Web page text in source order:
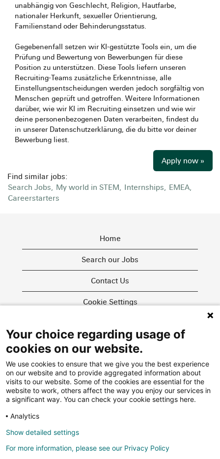
unabhängig von Geschlecht, Religion, Hautfarbe,
nationaler Herkunft, sexueller Orientierung,
Familienstand oder Behinderungsstatus.
Gegebenenfall setzen wir KI-gestützte Tools ein, um die
Prüfung und Bewertung von Bewerbungen für diese
Position zu unterstützen. Diese Tools liefern unseren
Recruiting-Teams zusätzliche Erkenntnisse, alle
Einstellungsentscheidungen werden jedoch sorgfältig von
Menschen geprüft und getroffen. Weitere Informationen
darüber, wie wir KI im Recruiting einsetzen und wie wir
deine personenbezogenen Daten verarbeiten, findest du
in unserer Datenschutzerklärung, die du bitte vor deiner
Bewerbung liest.
Apply now »
Find similar jobs:
Search Jobs, My world in STEM, Internships, EMEA,
Careerstarters
Home
Search our Jobs
Contact Us
Cookie Settings
O
p
e
n
s
n
a
b
O
p
n
s
i
n
a
n
.
O
n
s
i
n
a
n
More about us
Your choice regarding usage of
cookies on our website.
We use cookies to ensure that we give you the best experience
on our website and to provide aggregated information about
visits to our website. Some of the cookies are essential for the
website to work, others affect the way you enjoy our services in
a significant way. You can check your cookie settings here.
Analytics
Show detailed settings
For more information, please see our Privacy Policy